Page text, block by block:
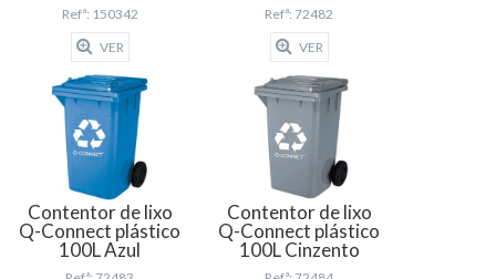
Refª: 150342
VER
Refª: 72482
VER
Contentor de lixo
Q-Connect plástico
100L Azul
Contentor de lixo
Q-Connect plástico
100L Cinzento